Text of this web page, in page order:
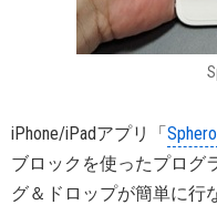
iPhone/iPadアプリ「
ブロックを使ったプログ
グ＆ドロップが簡単に行